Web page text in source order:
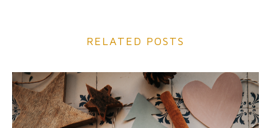
RELATED POSTS